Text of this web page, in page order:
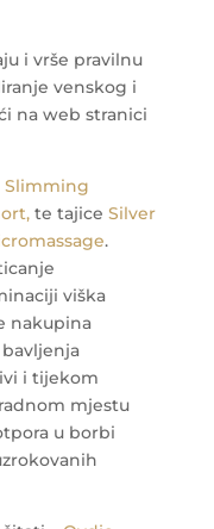
i vrše pravilnu
venskog i
na web stranici
Slimming
te tajice Silver
.
viška
nakupina
i tijekom
mjestu
u borbi